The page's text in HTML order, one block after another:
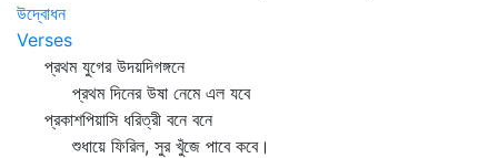
উদ্বোধন
Verses
প্রথম যুগের উদয়দিগঙ্গনে
প্রথম দিনের উষা নেমে এল যবে
প্রকাশপিয়াসি ধরিত্রী বনে বনে
শুধায়ে ফিরিল, সুর খুঁজে পাবে কবে।